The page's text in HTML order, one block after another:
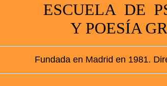
ESCUELA DE
Y POESÍA
Fundada en Madrid en 1981.